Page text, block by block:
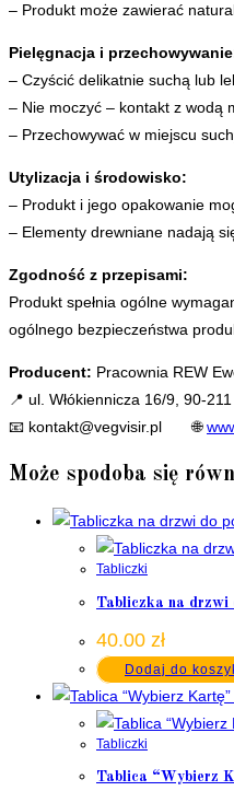
– Produkt może zawierać
Pielęgnacja i
– Czyścić delikatnie suchą lub
– Nie moczyć – kontakt z wodą
– Przechowywać w miejscu
Utylizacja i środowisko:
– Produkt i jego opakowanie
– Elementy drewniane nadają
Zgodność z przepisami:
Produkt spełnia ogólne
ogólnego bezpieczeństwa
Producent: Pracownia REW
📍 ul. Włókiennicza 16/9, 90-
📧 kontakt@vegvisir.pl 🌐
Może spodoba się
Tabliczki
Tabliczka na drzwi
40.00 zł
Dodaj do
Tabliczki
Tablica “Wybierz